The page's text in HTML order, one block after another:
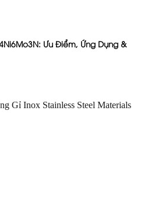
Ưu Điểm, Ứng Dụng &